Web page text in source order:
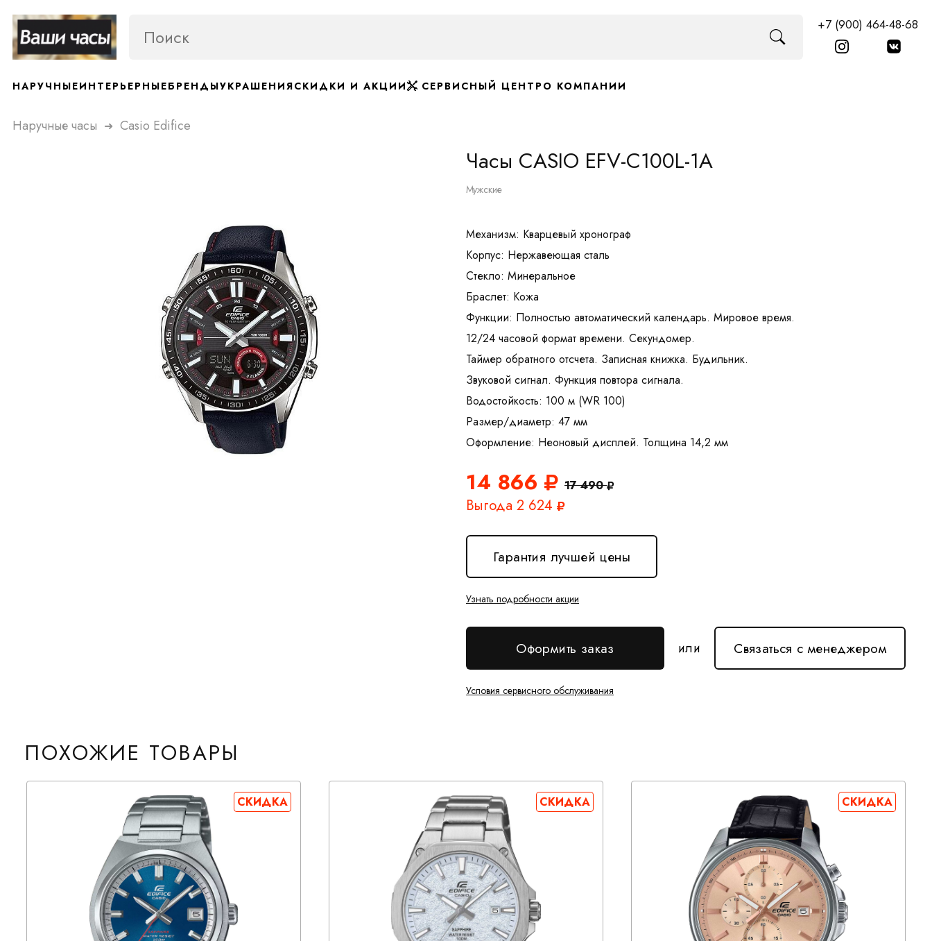
+7 (900) 464-48-68
НАРУЧНЫЕИНТЕРЬЕРНЫЕБРЕНДЫУКРАШЕНИЯСКИДКИ И АКЦИИ СЕРВИСНЫЙ ЦЕНТРО КОМПАНИИ
Наручные часы ➜ Casio Edifice
Часы CASIO EFV-C100L-1A
Мужские
Механизм: Кварцевый хронограф
Корпус: Нержавеющая сталь
Стекло: Минеральное
Браслет: Кожа
Функции: Полностью автоматический календарь. Мировое время.
12/24 часовой формат времени. Секундомер.
Таймер обратного отсчета. Записная книжка. Будильник.
Звуковой сигнал. Функция повтора сигнала.
Водостойкость: 100 м (WR 100)
Размер/диаметр: 47 мм
14 866 17 490
Выгода 2 624
Гарантия лучшей цены
Узнать подробности акции
Оформить заказ или Связаться с менеджером
Условия сервисного обслуживания
ПОХОЖИЕ ТОВАРЫ
СКИДКА СКИДКА СКИДКА